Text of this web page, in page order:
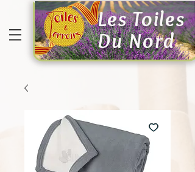
Les Toiles
Du Nord